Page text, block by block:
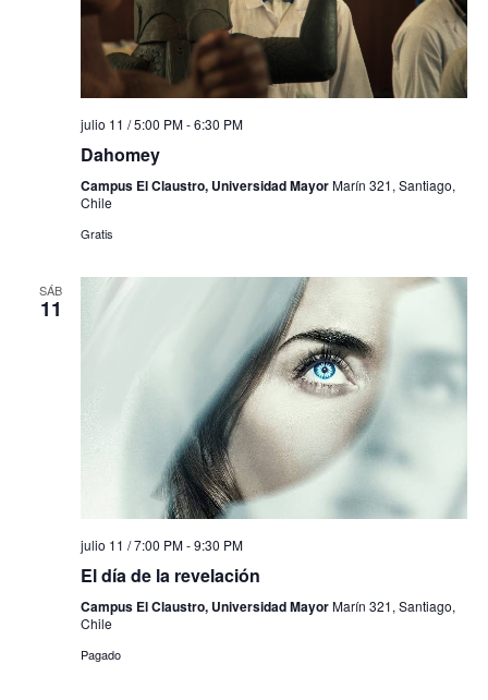
julio 11 / 5:00 PM-6:30 PM
Dahomey
Campus El Claustro, Universidad MayorMarín 321, Santiago,
Chile
Gratis
SÁB
11
julio 11 / 7:00 PM-9:30 PM
El día de la revelación
Campus El Claustro, Universidad MayorMarín 321, Santiago,
Chile
Pagado